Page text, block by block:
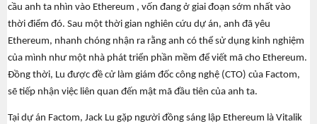
cầu anh ta nhìn vào Ethereum , vốn đang ở giai đoạn sớm nhất vào
thời điểm đó. Sau một thời gian nghiên cứu dự án, anh đã yêu
Ethereum, nhanh chóng nhận ra rằng anh có thể sử dụng kinh nghiệm
của mình như một nhà phát triển phần mềm để viết mã cho Ethereum.
Đồng thời, Lu được đề cử làm giám đốc công nghệ (CTO) của Factom,
sẽ tiếp nhận việc liên quan đến mật mã đầu tiên của anh ta.
Tại dự án Factom, Jack Lu gặp người đồng sáng lập Ethereum là Vitalik